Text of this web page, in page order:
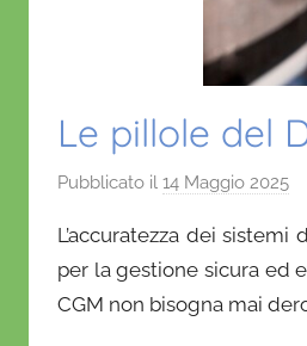
Le pillole del
Pubblicato il 14 Maggio 2025
D
a
n
L’accuratezza dei
per la gestione sicura ed
CGM non bisogna mai